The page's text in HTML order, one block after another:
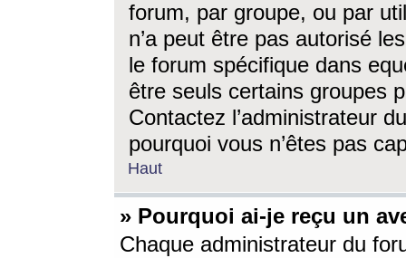
forum, par groupe, ou par
n’a peut être pas autorisé
le forum spécifique dans
être seuls certains groupes
Contactez l’administrateur
pourquoi vous n’êtes pas
Haut
» Pourquoi ai-je reçu un
Chaque administrateur du